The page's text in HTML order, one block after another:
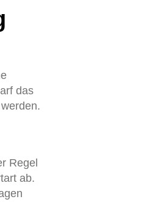
das
Regel
ab.